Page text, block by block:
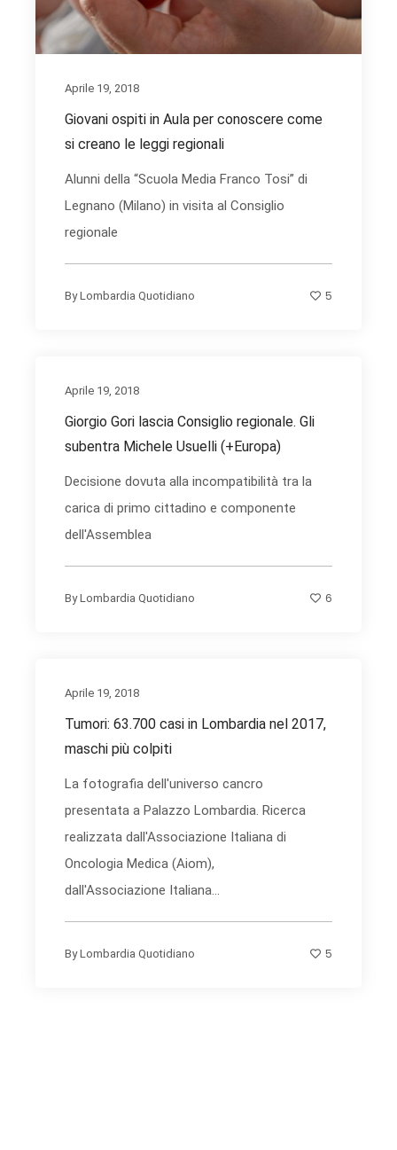
Aprile 19, 2018
Giovani ospiti in Aula per conoscere come
si creano le leggi regionali
Alunni della “Scuola Media Franco Tosi” di
Legnano (Milano) in visita al Consiglio
regionale
ByLombardia Quotidiano 5
Aprile 19, 2018
Giorgio Gori lascia Consiglio regionale. Gli
subentra Michele Usuelli (+Europa)
Decisione dovuta alla incompatibilità tra la
carica di primo cittadino e componente
dell'Assemblea
ByLombardia Quotidiano 6
Aprile 19, 2018
Tumori: 63.700 casi in Lombardia nel 2017,
maschi più colpiti
La fotografia dell'universo cancro
presentata a Palazzo Lombardia. Ricerca
realizzata dall'Associazione Italiana di
Oncologia Medica (Aiom),
dall'Associazione Italiana...
ByLombardia Quotidiano 5